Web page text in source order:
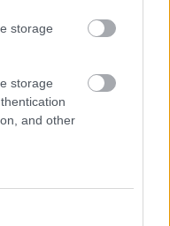
storage
storage
and other